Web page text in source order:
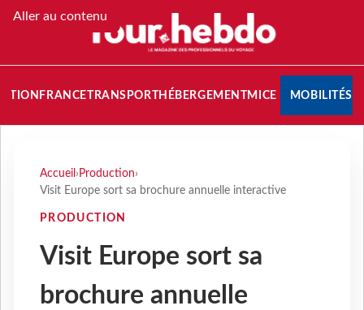
Aller au contenu
FRANCETRANSPORT HÉBERGEMENTMICE MOBILITÉS
Accueil › Production›
Visit Europe sort sa brochure annuelle interactive
PRODUCTION
Visit Europe sort sa
brochure annuelle